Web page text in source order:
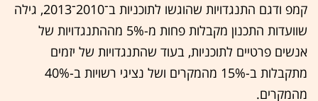
קמפ ודגם התנגדויות שהוגשו לתוכניות ב־2010־2013, גילה
שוועדות התכנון מקבלות פחות מ-5% מההתנגדויות של
אנשים פרטיים לתוכניות, בעוד שהתנגדויות של יזמים
מתקבלות ב-15% מהמקרים ושל נציגי רשויות ב-40%
מהמקרים.